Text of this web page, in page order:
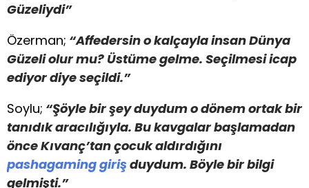
Güzeliydi”
Özerman; “Affedersin o kalçayla insan Dünya
Güzeli olur mu? Üstüme gelme. Seçilmesi icap
ediyor diye seçildi.”
Soylu; “Şöyle bir şey duydum o dönem ortak bir
tanıdık aracılığıyla. Bu kavgalar başlamadan
önce Kıvanç’tan çocuk aldırdığını
pashagaming girişduydum. Böyle bir bilgi
gelmişti.”